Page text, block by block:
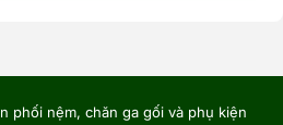
phối nệm, chăn ga gối và phụ kiện